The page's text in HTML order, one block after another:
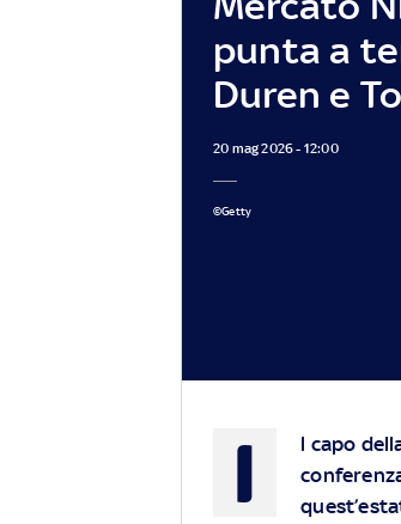
punta a
Duren e
20 mag 2026 - 12:00
©Getty
I
l capo